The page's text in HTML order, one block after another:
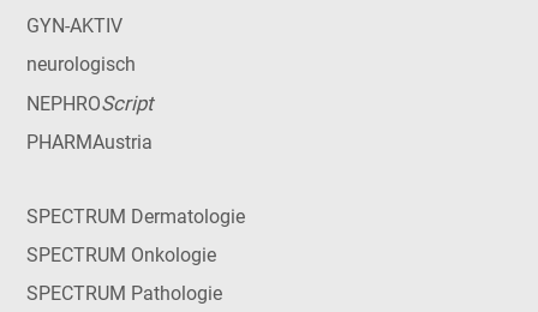
GYN-AKTIV
neurologisch
NEPHROScript
PHARMAustria
SPECTRUM Dermatologie
SPECTRUM Onkologie
SPECTRUM Pathologie